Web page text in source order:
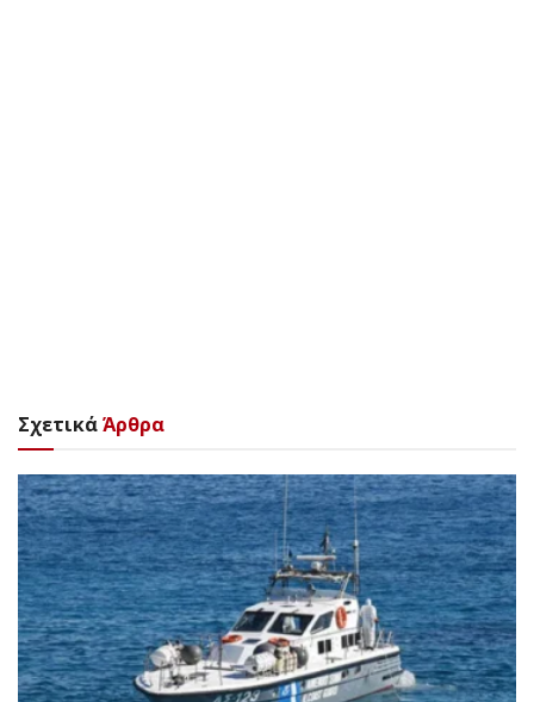
ΣχετικάΆρθρα